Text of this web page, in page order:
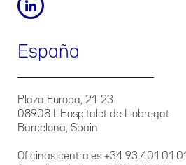
España
Plaza Europa, 21-23
08908 L'Hospitalet de Llobregat
Barcelona, Spain
Oficinas centrales +34 93 401 01 01